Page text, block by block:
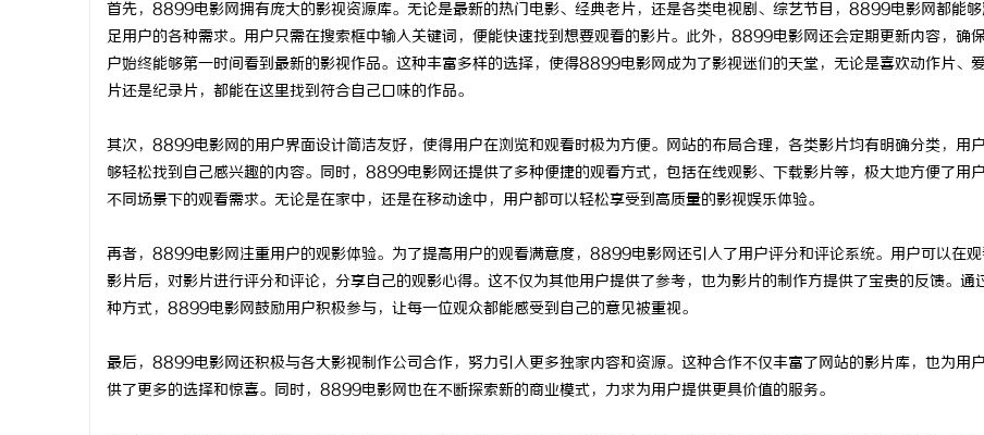
首先，8899电影网拥有庞大的影视资源库。无论是最新的热门电影、经典老片，还是各类电视剧、综艺节目，8899电影网都能
足用户的各种需求。用户只需在搜索框中输入关键词，便能快速找到想要观看的影片。此外，8899电影网还会定期更新内容，确
户始终能够第一时间看到最新的影视作品。这种丰富多样的选择，使得8899电影网成为了影视迷们的天堂，无论是喜欢动作片、
片还是纪录片，都能在这里找到符合自己口味的作品。
其次，8899电影网的用户界面设计简洁友好，使得用户在浏览和观看时极为方便。网站的布局合理，各类影片均有明确分类，用
够轻松找到自己感兴趣的内容。同时，8899电影网还提供了多种便捷的观看方式，包括在线观影、下载影片等，极大地方便了用
不同场景下的观看需求。无论是在家中，还是在移动途中，用户都可以轻松享受到高质量的影视娱乐体验。
再者，8899电影网注重用户的观影体验。为了提高用户的观看满意度，8899电影网还引入了用户评分和评论系统。用户可以在
影片后，对影片进行评分和评论，分享自己的观影心得。这不仅为其他用户提供了参考，也为影片的制作方提供了宝贵的反馈。通
种方式，8899电影网鼓励用户积极参与，让每一位观众都能感受到自己的意见被重视。
最后，8899电影网还积极与各大影视制作公司合作，努力引入更多独家内容和资源。这种合作不仅丰富了网站的影片库，也为用
供了更多的选择和惊喜。同时，8899电影网也在不断探索新的商业模式，力求为用户提供更具价值的服务。
探秘丫丫影院：免费高清电影体验的首选平台 温婉灵动，一眼万年！久匠量身定制